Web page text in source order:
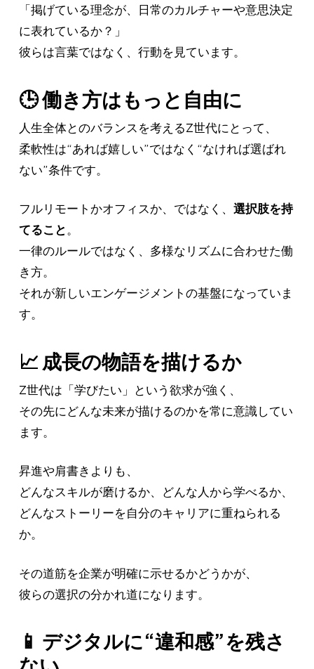
「掲げている理念が、日常のカルチャーや意思決定
に表れているか？」
彼らは言葉ではなく、行動を見ています。
🕒 働き方はもっと自由に
人生全体とのバランスを考えるZ世代にとって、
柔軟性は“あれば嬉しい”ではなく“なければ選ばれ
ない”条件です。
フルリモートかオフィスか、ではなく、 選択肢を持
てること。
一律のルールではなく、多様なリズムに合わせた働
き方。
それが新しいエンゲージメントの基盤になっていま
す。
📈 成長の物語を描けるか
Z世代は「学びたい」という欲求が強く、
その先にどんな未来が描けるのかを常に意識してい
ます。
昇進や肩書きよりも、
どんなスキルが磨けるか、どんな人から学べるか、
どんなストーリーを自分のキャリアに重ねられる
か。
その道筋を企業が明確に示せるかどうかが、
彼らの選択の分かれ道になります。
📱 デジタルに“違和感”を残さ